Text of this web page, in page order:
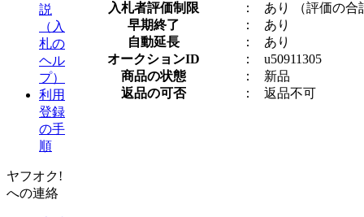
説
（入
札の
ヘル
プ）
利用
登録
の手
順
ヤフオク!
への連絡
入札者評価制限
： あり
（評価の
早期終了
：
あり
自動延長
：
あり
オークションID
：
u50911305
商品の状態
：
新品
返品の可否
： 返品不可